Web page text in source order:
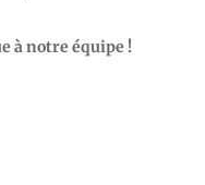
à notre équipe !